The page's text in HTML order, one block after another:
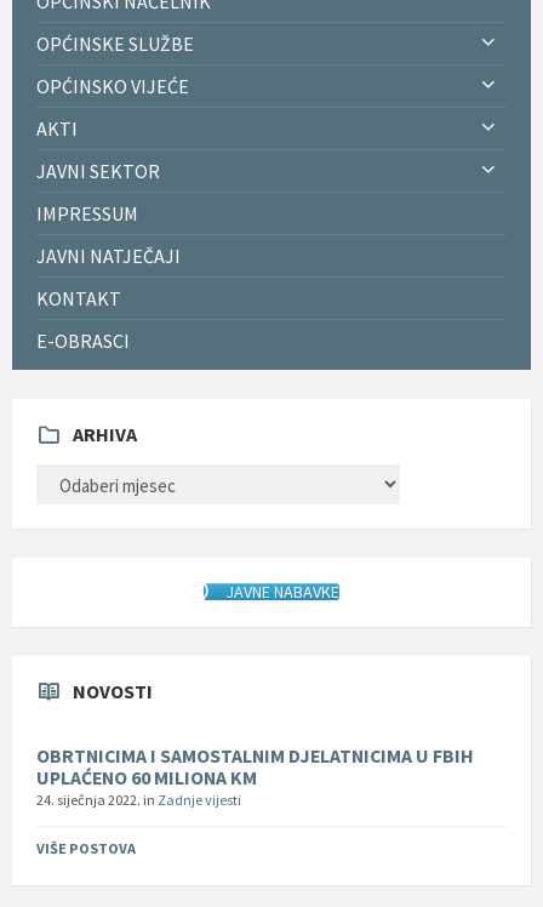
OPĆINSKE SLUŽBE
OPĆINSKO VIJEĆE
AKTI
JAVNI SEKTOR
IMPRESSUM
JAVNI NATJEČAJI
KONTAKT
E-OBRASCI
ARHIVA
JAVNE NABAVKE
NOVOSTI
OBRTNICIMA I SAMOSTALNIM DJELATNICIMA U FBIH
UPLAĆENO 60 MILIONA KM
24. siječnja 2022. in Zadnje vijesti
VIŠE POSTOVA